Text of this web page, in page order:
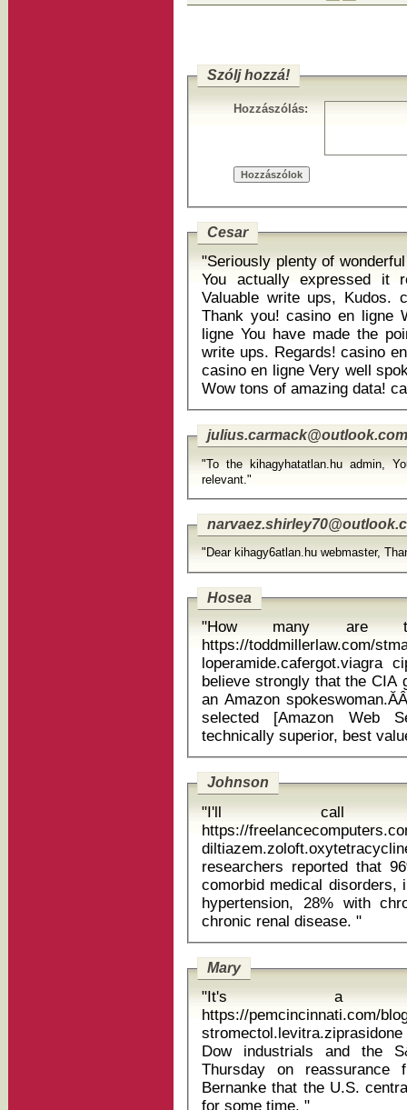
Szólj hozzá!
Hozzászólás:
Cesar
"Seriously plenty of
You actually expressed it
Valuable write ups, Kudos.
Thank you! casino en ligne
ligne You have made the
write ups. Regards! casino
casino en ligne Very well
Wow tons of amazing data!
julius.carmack@outlook.com
"To the kihagyhatatlan.hu admin,
relevant."
"Dear kihagy6atlan.hu webmaster,
Hosea
"How many are
https://toddmillerlaw.com/
loperamide.cafergot.viagra cipralex
believe strongly that the CIA
an Amazon
selected [Amazon Web
Johnson
"I'll call
https://
researchers reported that
comorbid medical disorders,
hypertension, 28% with
chronic renal disease. "
Mary
"It's a
https://pemcincinnati.com/
stromectol.levitra.ziprasidone
Dow industrials and the
Thursday on reassurance
Bernanke that the U.S.
for some time. "